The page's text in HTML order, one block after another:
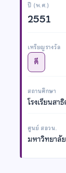
ปี (พ.ศ.)
2551
เหรียญรางวัล
ดี
สถานศึกษา
โรงเรียนสา
ศูนย์ สอวน.
มหาวิทยาลั